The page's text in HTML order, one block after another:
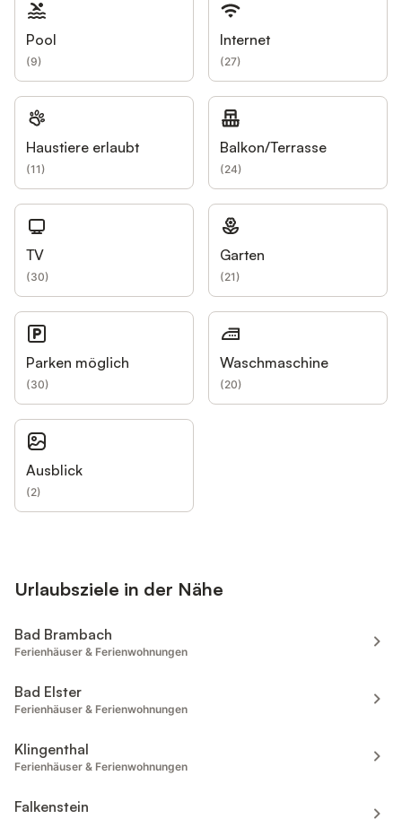
Pool
(9)
Internet
(27)
Haustiere erlaubt
(11)
Balkon/Terrasse
(24)
TV
(30)
Garten
(21)
Parken möglich
(30)
Waschmaschine
(20)
Ausblick
(2)
Urlaubsziele in der Nähe
Bad Brambach
Ferienhäuser & Ferienwohnungen
Bad Elster
Ferienhäuser & Ferienwohnungen
Klingenthal
Ferienhäuser & Ferienwohnungen
Falkenstein